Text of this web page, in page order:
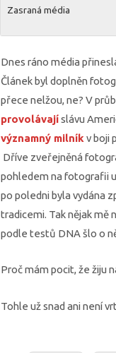
Zasraná média
Dnes ráno média
Článek byl doplněn
přece nelžou, ne? V
provolávajíslávu
významný milník v boji
Dříve zveřejněná
pohledem na fotografii
po poledni byla vydána
tradicemi. Tak nějak mě
podle testů DNA šlo o
Proč mám pocit, že žiju
Tohle už snad ani není